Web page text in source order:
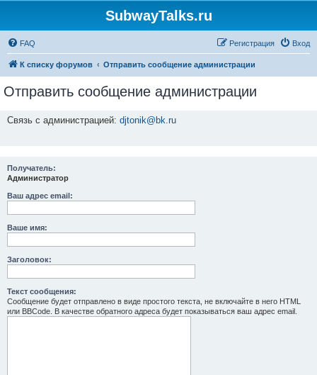
SubwayTalks.ru
FAQ Вход
Регистрация
К списку форумов Отправить сообщение администрации
Отправить сообщение администрации
Связь с администрацией: djtonik@bk.ru
Получатель:
Администратор
Ваш адрес email:
Ваше имя:
Заголовок:
Текст сообщения:
Сообщение будет отправлено в виде простого текста, не включайте в него HTML
или BBCode. В качестве обратного адреса будет показываться ваш адрес email.